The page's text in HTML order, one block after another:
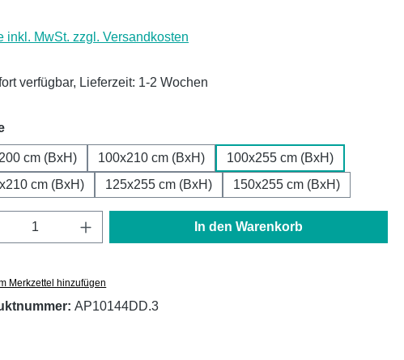
inkl. MwSt. zzgl. Versandkosten
verfügbar, Lieferzeit: 1-2 Wochen
auswählen
cm (BxH) 100x210 cm (BxH)
100x255 cm (BxH)
cm (BxH)
125x255 cm (BxH) 150x255 cm (BxH)
Anzahl: Gib den gewünschten Wert ein
In den Warenkorb
Merkzettel hinzufügen
AP10144DD.3